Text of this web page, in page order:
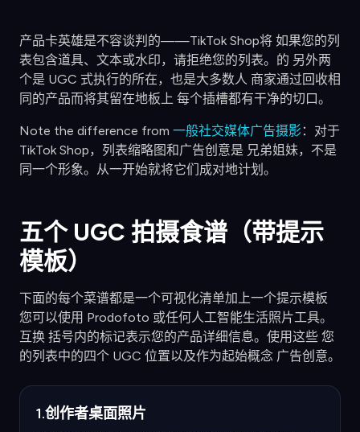
产品卡英雄是不容谈判的——TikTok Shop将 如果您的列
表包含道具、文本或水印，请拒绝您的列表。的 另外两
个是 UGC 式执行的所在，也是大多数人 商家通过回收相
同的产品而将其留在地板上 每个插槽都有干净的切口。
Note the difference from 一般社交媒体广告摄影：对于
TikTok Shop，列表缩略图和广告创意是 兄弟姐妹，不是
同一个形象。从一开始就将它们成对地计划。
五个 UGC 拍摄食谱（带提示
模板）
下面的每个菜谱都是一个可视化清单加上一个提示模板
您可以使用 Prodofoto 或任何人工智能生活照片工具。
互换 括号内的标记表示您的产品详细信息。使用这些 您
的列表中的四个 UGC 位置以及作为起始概念 广告创意。
1.创作者桌面照片